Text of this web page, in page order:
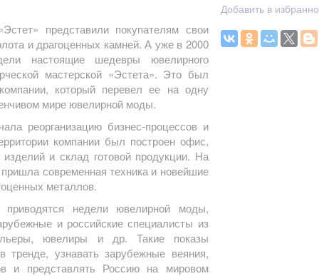
представили покупателям свои
и драгоценных камней. А уже в 2000
настоящие шедевры ювелирного
мастерской «Эстета». Это был
который перевел ее на одну
мире ювелирной моды.
реорганизацию бизнес-процессов и
компании был построен офис,
и склад готовой продукции. На
современная техника и новейшие
металлов.
недели ювелирной моды,
и российские специалисты из
ювелиры и др. Такие показы
тренде, узнавать зарубежные веяния,
и представлять Россию на мировом
Добавить в